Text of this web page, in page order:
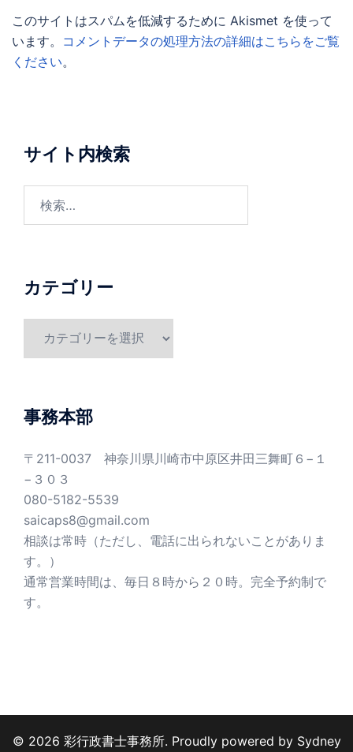
このサイトはスパムを低減するために Akismet を使って
います。 コメントデータの処理方法の詳細はこちらをご覧
ください。
サイト内検索
カテゴリー
ー
事務本部
〒211-0037 神奈川県川崎市中原区井田三舞町６−１
−３０３
080-5182-5539
saicaps8@gmail.com
相談は常時（ただし、電話に出られないことがありま
す。）
通常営業時間は、毎日８時から２０時。完全予約制で
す。
© 2026 彩行政書士事務所. Proudly powered by Sydney